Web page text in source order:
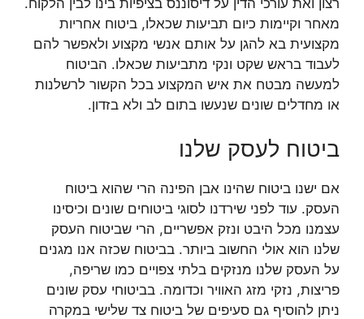
רצון ואת עורכי הדין על דיסוננס בציפיות בינו לבין הלקוח.
מאחר וקיימות כיום תביעות שכאלו, ביטוח אחריות
מקצועית בא להגן על אותם אנשי מקצוע ולאפשר להם
לעבוד בראש שקט ונקי מתביעות שכאלו. הביטוח
למעשה מבטח את איש המקצוע בכל הקשור לרשלנות
או מחדלים שונים שנעשו בתום לב ולא בזדון.
ביטוח לעסק שלנו
אם ישנו ביטוח שהינו אבן הפינה הרי שהוא ביטוח
העסק. עוד לפני שירדנו לסוגי ביטוחים שונים וכיסינו
עצמנו מכל היבט ונזק אפשריים, הרי שביטוח העסק
שלנו הוא אולי החשוב ביותר. בביטוח שכזה אנו מגנים
על העסק שלנו מנזקים בלתי צפויים כמו שריפה,
פריצות, נזקי מזג האוויר וכדומה. בביטוחי עסק שונים
ניתן להוסיף גם סעיפים של ביטוח צד שלישי במקרה